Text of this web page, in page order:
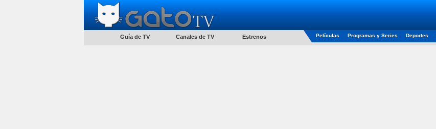
Guía de TV Canales de TV Estrenos Películas Programas y Series Deportes